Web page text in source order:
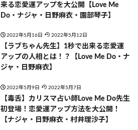
来る恋愛運アップを大公開【Love Me
Do・ナジャ・日野麻衣・園部琴子】
2022年5月16日 2022年5月12日
【ラブちゃん先生】1秒で出来る恋愛運
アップの人相とは！？【Love Me Do・ナ
ジャ・日野麻衣】
2022年5月9日 2022年5月7日
【毒舌】カリスマ占い師Love Me Do先生
初登場！恋愛運アップ方法を大公開！
【ナジャ・日野麻衣・村井理沙子】